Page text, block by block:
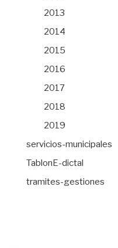
2013
2014
2015
2016
2017
2018
2019
servicios-municipales
TablonE-dictal
tramites-gestiones